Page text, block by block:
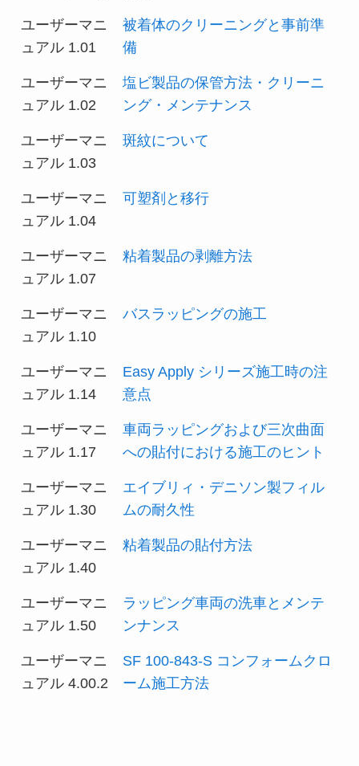
ユーザーマニ
ュアル 1.01
被着体のクリーニングと事前準
備
ユーザーマニ
ュアル 1.02
塩ビ製品の保管方法・クリーニ
ング・メンテナンス
ユーザーマニ
ュアル 1.03
斑紋について
ユーザーマニ
ュアル 1.04
可塑剤と移行
ユーザーマニ
ュアル 1.07
粘着製品の剥離方法
ユーザーマニ
ュアル 1.10
バスラッピングの施工
ユーザーマニ
ュアル 1.14
Easy Apply シリーズ施工時の注
意点
ユーザーマニ
ュアル 1.17
車両ラッピングおよび三次曲面
への貼付における施工のヒント
ユーザーマニ
ュアル 1.30
エイブリィ・デニソン製フィル
ムの耐久性
ユーザーマニ
ュアル 1.40
粘着製品の貼付方法
ユーザーマニ
ュアル 1.50
ラッピング車両の洗車とメンテ
ンナンス
ユーザーマニ
ュアル 4.00.2
SF 100-843-S コンフォームクロ
ーム施工方法